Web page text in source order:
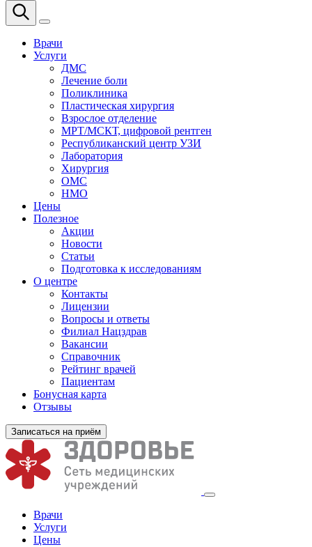
Врачи
Услуги
ДМС
Лечение боли
Поликлиника
Пластическая хирургия
Взрослое отделение
МРТ/МСКТ, цифровой рентген
Республиканский центр УЗИ
Лаборатория
Хирургия
ОМС
НМО
Цены
Полезное
Акции
Новости
Статьи
Подготовка к исследованиям
О центре
Контакты
Лицензии
Вопросы и ответы
Филиал Нацздрав
Вакансии
Справочник
Рейтинг врачей
Пациентам
Бонусная карта
Отзывы
Записаться на приём
Врачи
Услуги
Цены